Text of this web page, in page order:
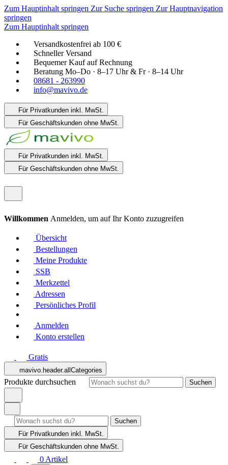
Zum Hauptinhalt springen Zur Suche springen Zur Hauptnavigation
springen
Zum Hauptinhalt springen
Versandkostenfrei ab 100 €
Schneller Versand
Bequemer Kauf auf Rechnung
Beratung Mo–Do · 8–17 Uhr & Fr · 8–14 Uhr
08681 - 263990
info@mavivo.de
Für Privatkunden inkl. MwSt.
Für Geschäftskunden ohne MwSt.
Für Privatkunden inkl. MwSt.
Für Geschäftskunden ohne MwSt.
Willkommen Anmelden, um auf Ihr Konto zuzugreifen
Übersicht
Bestellungen
Meine Produkte
SSB
Merkzettel
Adressen
Persönliches Profil
Anmelden
Konto erstellen
Gratis
mavivo.header.allCategories
Produkte durchsuchen Suchen
Suchen
Für Privatkunden inkl. MwSt.
Für Geschäftskunden ohne MwSt.
0 Artikel